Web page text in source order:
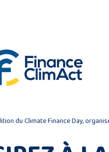
du Climate Finance Day,